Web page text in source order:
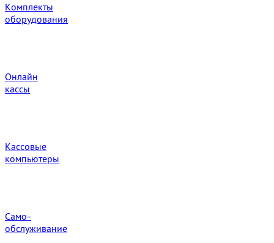
Комплекты
оборудования
Онлайн
кассы
Кассовые
компьютеры
Само-
обслуживание